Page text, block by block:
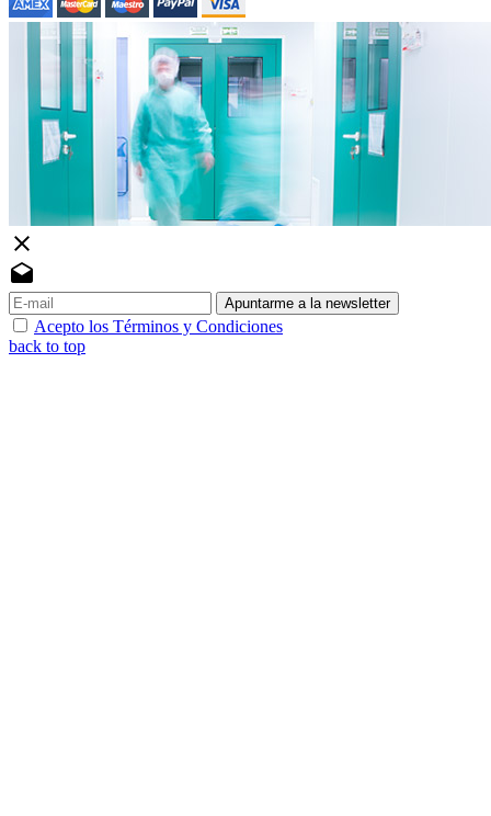
close
drafts
Apuntarme a la newsletter
Acepto los Términos y Condiciones
back to top